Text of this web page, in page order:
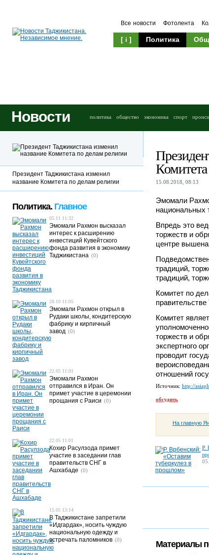
Все новости Фотолента
[ i ] Политика
Новости политика общество экономика спорт
15.08.2018, 08:13
Эмомали
национальных
Впредь это
торжеств и
центре
традиций,
традиций,
Комитет по
Комитет
торжеств и
экспертного
проводит
отношений
Источник: http://
обсудить
На главную
Р.
Материалы
Президент Таджикистана изменил
название Комитета по делам религии
Политика. Главное
05.11 11:32
Эмомали Рахмон высказал
интерес к расширению
инвестиций Кувейтского
фонда развития в экономику
Таджикистана (0)
28.10 11:05
Эмомали Рахмон открыл в
Рудаки школы, кондитерскую
фабрику и кирпичный
завод (0)
22.05 11:01
Эмомали Рахмон
отправился в Иран. Он
примет участие в церемонии
прощания с Раиси (0)
22.05 11:01
Кохир Расулзода примет
участие в заседании глав
правительств СНГ в
Ашхабаде (0)
15.05 13:14
В Таджикистане запретили
«Идгардак», носить чуждую
национальную одежду и
встречать паломников (0)